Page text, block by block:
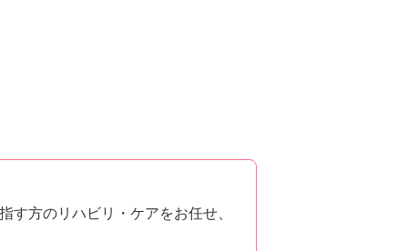
方のリハビリ・ケアをお任せ、